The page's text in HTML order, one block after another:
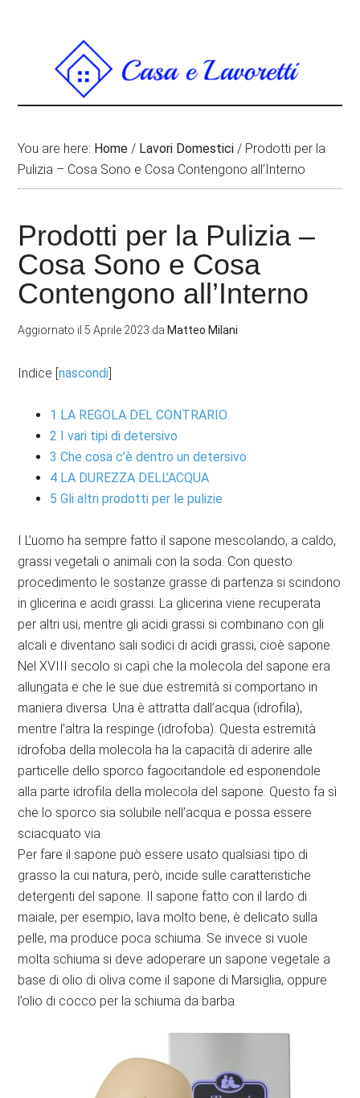
You are here: Home / Lavori Domestici / Prodotti per la
Pulizia – Cosa Sono e Cosa Contengono all’Interno
Prodotti per la Pulizia –
Cosa Sono e Cosa
Contengono all’Interno
Aggiornato il 5 Aprile 2023 da Matteo Milani
Indice [nascondi]
1 LA REGOLA DEL CONTRARIO
2 I vari tipi di detersivo
3 Che cosa c’è dentro un detersivo
4 LA DUREZZA DELL’ACQUA
5 Gli altri prodotti per le pulizie
I L’uomo ha sempre fatto il sapone mescolando, a caldo,
grassi vegetali o animali con la soda. Con questo
procedimento le sostanze grasse di partenza si scindono
in glicerina e acidi grassi. La glicerina viene recuperata
per altri usi, mentre gli acidi grassi si combinano con gli
alcali e diventano sali sodici di acidi grassi, cioè sapone.
Nel XVIII secolo si capì che la molecola del sapone era
allungata e che le sue due estremità si comportano in
maniera diversa. Una è attratta dall’acqua (idrofila),
mentre l’altra la respinge (idrofoba). Questa estremità
idrofoba della molecola ha la capacità di aderire alle
particelle dello sporco fagocitandole ed esponendole
alla parte idrofila della molecola del sapone. Questo fa sì
che lo sporco sia solubile nell’acqua e possa essere
sciacquato via.
Per fare il sapone può essere usato qualsiasi tipo di
grasso la cui natura, però, incide sulle caratteristiche
detergenti del sapone. Il sapone fatto con il lardo di
maiale, per esempio, lava molto bene, è delicato sulla
pelle, ma produce poca schiuma. Se invece si vuole
molta schiuma si deve adoperare un sapone vegetale a
base di olio di oliva come il sapone di Marsiglia, oppure
l’olio di cocco per la schiuma da barba.